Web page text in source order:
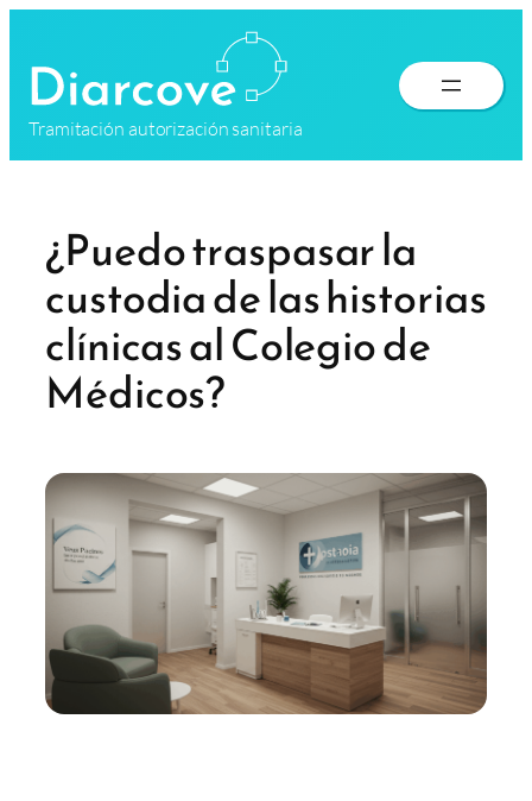
contenido
Tramitación autorización sanitaria
¿Puedo traspasar la
custodia de las historias
clínicas al Colegio de
Médicos?